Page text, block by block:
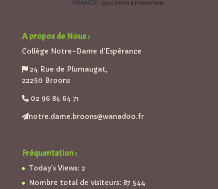
A propos de Nous :
Collège Notre-Dame d’Espérance
24 Rue de Plumaugat,
22250 Broons
02 96 84 64 71
notre.dame.broons@wanadoo.fr
Fréquentation :
Today's Views: 2
Nombre total de visiteurs: 87 544